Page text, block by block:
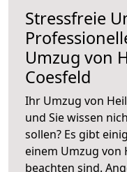
Stressfreie
Umzug von
Coesfeld
Ihr Umzug von
und Sie wissen
sollen? Es gibt
einem Umzug von
beachten sind.